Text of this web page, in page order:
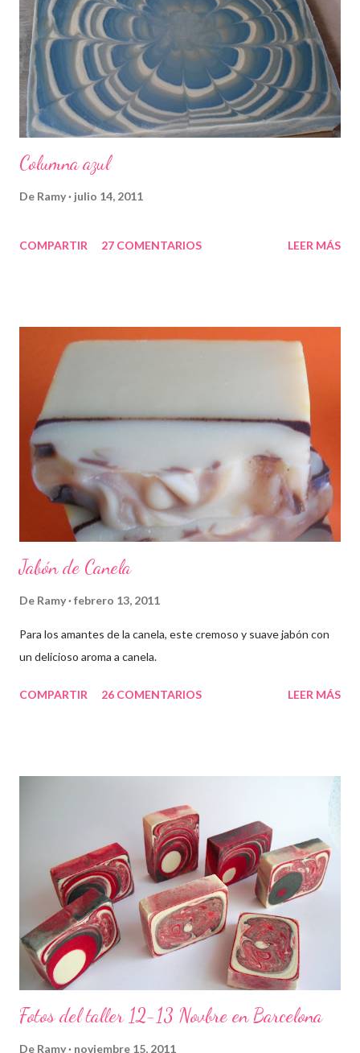
Columna azul
De Ramy julio 14, 2011
COMPARTIR 27 COMENTARIOS LEER MÁS
Jabón de Canela
De Ramy febrero 13, 2011
Para los amantes de la canela, este cremoso y suave jabón con
un delicioso aroma a canela.
COMPARTIR 26 COMENTARIOS LEER MÁS
Fotos del taller 12-13 Novbre en Barcelona
De Ramy noviembre 15, 2011